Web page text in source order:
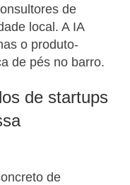
de
local. A IA
o produto-
de pés no barro.
de startups
de